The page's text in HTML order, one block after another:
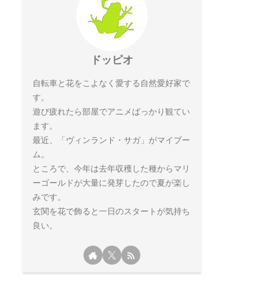
ドッピオ
自転車と花をこよなく愛する自然愛好家で
す。
遊び疲れたら部屋でアニメばっかり観てい
ます。
最近、「ヴィンランド・サガ」がマイブー
ム。
ところで、今年は去年収穫した種からマリ
ーゴールドが大量に発芽したので夏が楽し
みです。
玄関を花で飾ると一日のスタートが気持ち
良い。